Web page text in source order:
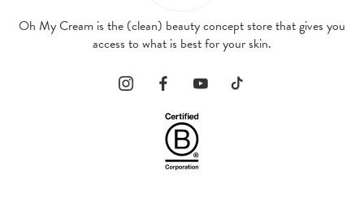
Oh My Cream is the (clean) beauty concept store that gives you
access to what is best for your skin.